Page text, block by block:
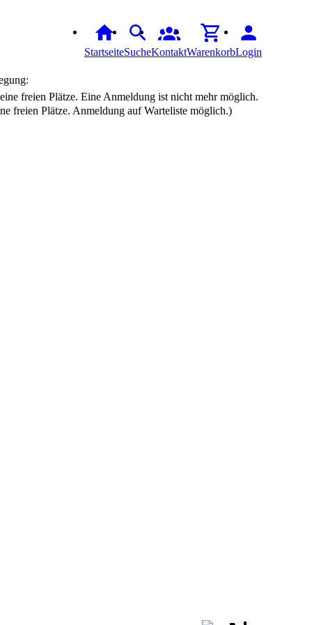
StartseiteSucheKontaktWarenkorbLogin
freien Plätze. Anmeldung auf Warteliste möglich.)